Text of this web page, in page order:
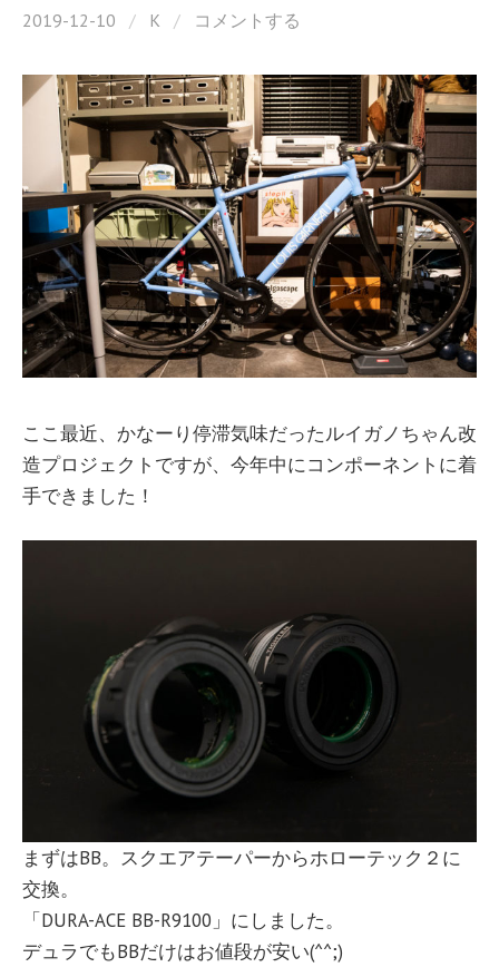
2019-12-10 / K / コメントする
ここ最近、かなーり停滞気味だったルイガノちゃん改
造プロジェクトですが、今年中にコンポーネントに着
手できました！
まずはBB。スクエアテーパーからホローテック２に
交換。
「DURA-ACE BB-R9100」にしました。
デュラでもBBだけはお値段が安い(^^;)